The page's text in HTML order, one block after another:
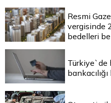
Resmi
vergisinde
bedelleri
Türkiye`de